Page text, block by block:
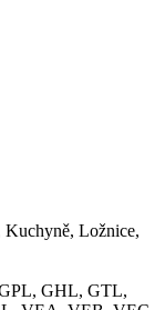
Kuchyně, Ložnice,
GHL, GTL,